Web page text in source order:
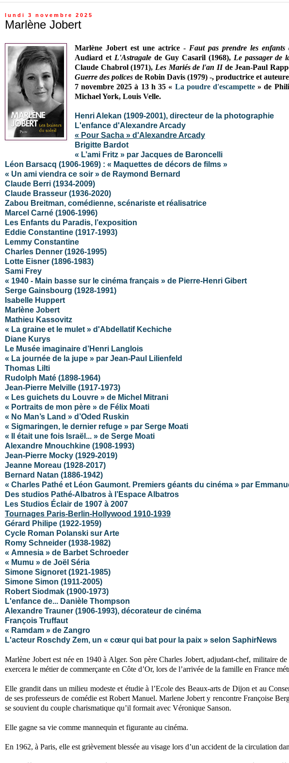
lundi 3 novembre 2025
Marlène Jobert
Marlène Jobert est une actrice - Faut pas prendre les
Audiard et L'Astragale de Guy Casaril (1968), Le passager de
Claude Chabrol (1971), Les Mariés de l'an II de Jean-Paul
Guerre des policesde Robin Davis (1979) -, productrice et
7 novembre 2025 à 13 h 35 « La poudre d'escampette» de
Michael York, Louis Velle.
Henri Alekan (1909-2001), directeur de la photographie
L'enfance d'Alexandre Arcady
« Pour Sacha » d'Alexandre Arcady
Brigitte Bardot
« L’ami Fritz » par Jacques de Baroncelli
Léon Barsacq (1906-1969) : « Maquettes de décors de films »
« Un ami viendra ce soir » de Raymond Bernard
Claude Berri (1934-2009)
Claude Brasseur (1936-2020)
Zabou Breitman, comédienne, scénariste et réalisatrice
Marcel Carné (1906-1996)
Les Enfants du Paradis, l’exposition
Eddie Constantine (1917-1993)
Lemmy Constantine
Charles Denner (1926-1995)
Lotte Eisner (1896-1983)
Sami Frey
« 1940 - Main basse sur le cinéma français » de Pierre-Henri Gibert
Serge Gainsbourg (1928-1991)
Isabelle Huppert
Marlène Jobert
Mathieu Kassovitz
« La graine et le mulet » d'Abdellatif Kechiche
Diane Kurys
Le Musée imaginaire d’Henri Langlois
« La journée de la jupe » par Jean-Paul Lilienfeld
Thomas Lilti
Rudolph Maté (1898-1964)
Jean-Pierre Melville (1917-1973)
« Les guichets du Louvre » de Michel Mitrani
« Portraits de mon père » de Félix Moati
« No Man’s Land » d’Oded Ruskin
« Sigmaringen, le dernier refuge » par Serge Moati
« Il était une fois Israël... » de Serge Moati
Alexandre Mnouchkine (1908-1993)
Jean-Pierre Mocky (1929-2019)
Jeanne Moreau (1928-2017)
Bernard Natan (1886-1942)
« Charles Pathé et Léon Gaumont. Premiers géants du cinéma » par
Des studios Pathé-Albatros à l’Espace Albatros
Les Studios Éclair de 1907 à 2007
Tournages Paris-Berlin-Hollywood 1910-1939
Gérard Philipe (1922-1959)
Cycle Roman Polanski sur Arte
Romy Schneider (1938-1982)
« Amnesia » de Barbet Schroeder
« Mumu » de Joël Séria
Simone Signoret (1921-1985)
Simone Simon (1911-2005)
Robert Siodmak (1900-1973)
L'enfance de... Danièle Thompson
Alexandre Trauner (1906-1993), décorateur de cinéma
François Truffaut
« Ramdam » de Zangro
L'acteur Roschdy Zem, un « cœur qui bat pour la paix » selon SaphirNews
Marlène Jobert est née en 1940 à Alger. Son père Charles Jobert, adjudant-chef, militaire
exercera le métier de commerçante en Côte d’Or, lors de l’arrivée de la famille en France
Elle grandit dans un milieu modeste et étudie à l’Ecole des Beaux-arts de Dijon et au
de ses professeurs de comédie est Robert Manuel. Marlene Jobert y rencontre Françoise
se souvient du couple charismatique qu’il formait avec Véronique Sanson.
Elle gagne sa vie comme mannequin et figurante au cinéma.
En 1962, à Paris, elle est grièvement blessée au visage lors d’un accident de la circulation